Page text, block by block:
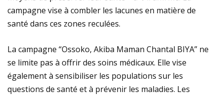
campagne vise à combler les lacunes en matière de
santé dans ces zones reculées.
La campagne “Ossoko, Akiba Maman Chantal BIYA” ne
se limite pas à offrir des soins médicaux. Elle vise
également à sensibiliser les populations sur les
questions de santé et à prévenir les maladies. Les